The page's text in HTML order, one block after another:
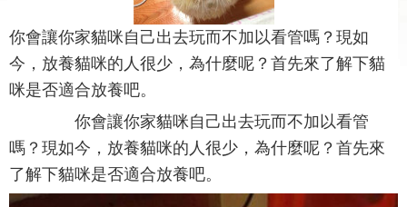
你會讓你家貓咪自己出去玩而不加以看管嗎？現如
今，放養貓咪的人很少，為什麼呢？首先來了解下貓
咪是否適合放養吧。
你會讓你家貓咪自己出去玩而不加以看管
嗎？現如今，放養貓咪的人很少，為什麼呢？首先來
了解下貓咪是否適合放養吧。